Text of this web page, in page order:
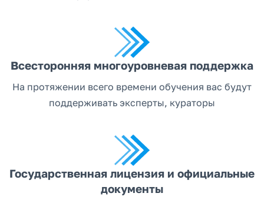
Всесторонняя многоуровневая поддержка
На протяжении всего времени обучения вас будут
поддерживать эксперты, кураторы
Государственная лицензия и официальные
документы